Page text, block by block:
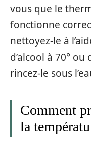
vous que le
fonctionne
nettoyez-le à
d’alcool à 70° ou
rincez-le sous
Comment
la